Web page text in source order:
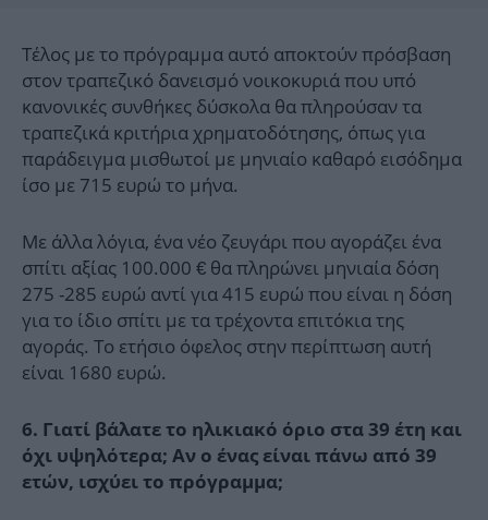
Τέλος με το πρόγραμμα αυτό αποκτούν πρόσβαση
στον τραπεζικό δανεισμό νοικοκυριά που υπό
κανονικές συνθήκες δύσκολα θα πληρούσαν τα
τραπεζικά κριτήρια χρηματοδότησης, όπως για
παράδειγμα μισθωτοί με μηνιαίο καθαρό εισόδημα
ίσο με 715 ευρώ το μήνα.
Με άλλα λόγια, ένα νέο ζευγάρι που αγοράζει ένα
σπίτι αξίας 100.000 € θα πληρώνει μηνιαία δόση
275 -285 ευρώ αντί για 415 ευρώ που είναι η δόση
για το ίδιο σπίτι με τα τρέχοντα επιτόκια της
αγοράς. Το ετήσιο όφελος στην περίπτωση αυτή
είναι 1680 ευρώ.
6. Γιατί βάλατε το ηλικιακό όριο στα 39 έτη και
όχι υψηλότερα; Αν ο ένας είναι πάνω από 39
ετών, ισχύει το πρόγραμμα;